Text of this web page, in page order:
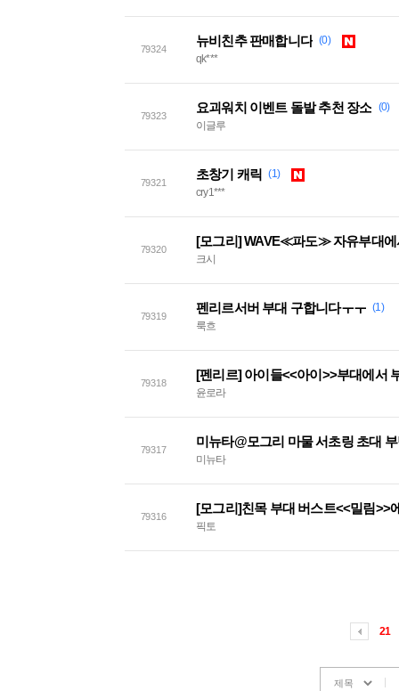
79324
뉴비친추 판매합니다 (0)
qk***
79323
요괴워치 이벤트 돌발 추천 장소 (0)
이글루
79321
초창기 캐릭
(1)
cry1***
79320
[모그리] WAVE≪파도≫ 자유부대에
크시
79319
펜리르서버 부대 구합니다ㅜㅜ (1)
룩흐
79318
[펜리르] 아이들<<아이>>부대에서
윤로라
79317
미뉴타@모그리 마물 서초링 초대
미뉴타
79316
픽토
21